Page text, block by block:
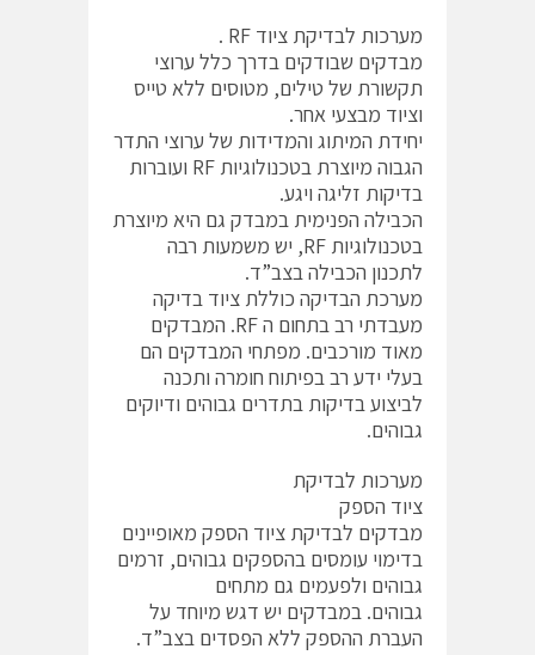
מערכות לבדיקת ציוד RF .
מבדקים שבודקים בדרך כלל ערוצי
תקשורת של טילים, מטוסים ללא טייס
וציוד מבצעי אחר.
יחידת המיתוג והמדידות של ערוצי התדר
הגבוה מיוצרת בטכנולוגיות RF ועוברות
בדיקות זליגה ויגע.
הכבילה הפנימית במבדק גם היא מיוצרת
בטכנולוגיות RF, יש משמעות רבה
לתכנון הכבילה בצב”ד.
מערכת הבדיקה כוללת ציוד בדיקה
מעבדתי רב בתחום ה RF. המבדקים
מאוד מורכבים. מפתחי המבדקים הם
בעלי ידע רב בפיתוח חומרה ותכנה
לביצוע בדיקות בתדרים גבוהים ודיוקים
גבוהים.
מערכות לבדיקת
ציוד הספק
מבדקים לבדיקת ציוד הספק מאופיינים
בדימוי עומסים בהספקים גבוהים, זרמים
גבוהים ולפעמים גם מתחים
גבוהים. במבדקים יש דגש מיוחד על
העברת ההספק ללא הפסדים בצב”ד.